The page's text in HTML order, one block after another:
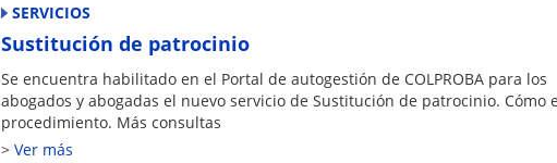
SERVICIOS
Sustitución de patrocinio
Se encuentra habilitado en el Portal de autogestión de COLPROBA para los
abogados y abogadas el nuevo servicio de Sustitución de patrocinio. Cómo
procedimiento. Más consultas
Ver más